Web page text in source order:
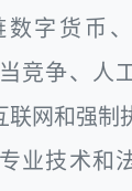
数字货币
竞争、人
联网和强制
业技术和